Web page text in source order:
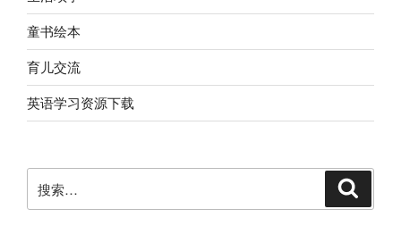
童书绘本
育儿交流
英语学习资源下载
索：